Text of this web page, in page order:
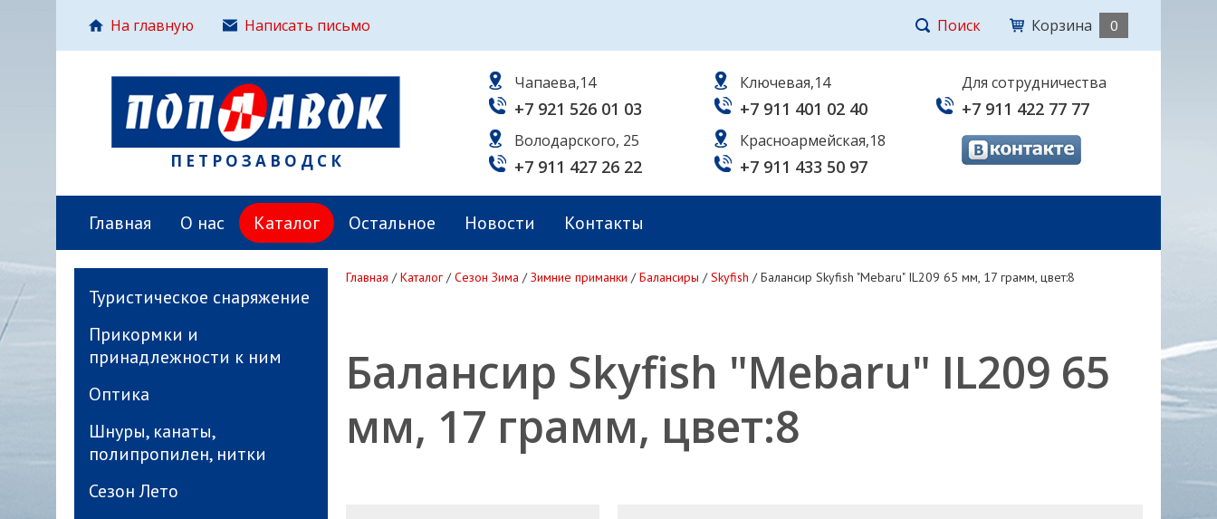
На главную Написать письмо Поиск Корзина 0
ПЕТРОЗАВОДСК
Чапаева,14
+7 921 526 01 03
Володарского, 25
+7 911 427 26 22
Ключевая,14
+7 911 401 02 40
Красноармейская,18
+7 911 433 50 97
Для сотрудничества
+7 911 422 77 77
Главная О нас Каталог Остальное Новости Контакты
Туристическое снаряжение
Прикормки и
принадлежности к ним
Оптика
Шнуры, канаты,
полипропилен, нитки
Сезон Лето
Главная /Каталог /Сезон Зима /Зимние приманки /Балансиры /Skyfish /Балансир Skyfish "Mebaru" IL209 65 мм, 17 грамм, цвет:8
Балансир Skyfish "Mebaru" IL209 65
мм, 17 грамм, цвет:8